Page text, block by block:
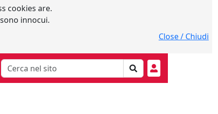
cookies are.
innocui.
Close / Chiudi